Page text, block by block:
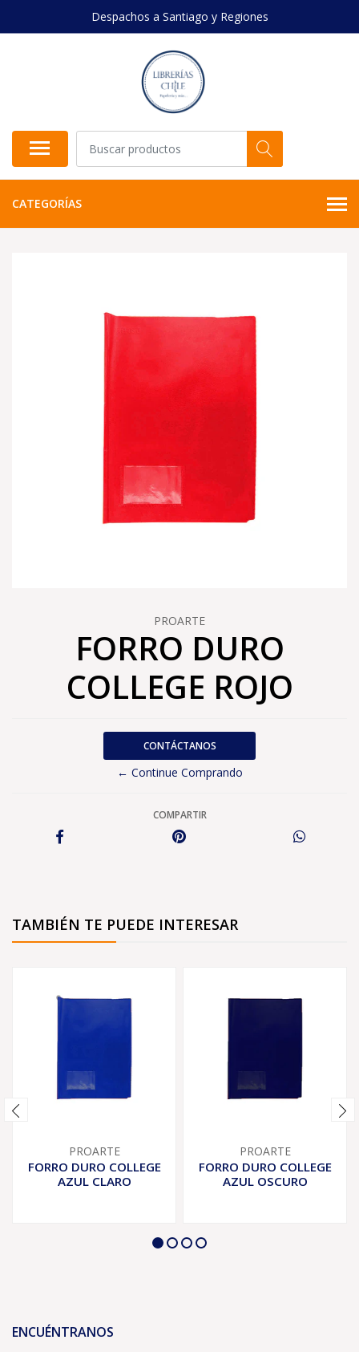
Despachos a Santiago y Regiones
CATEGORÍAS
PROARTE
FORRO DURO
COLLEGE ROJO
CONTÁCTANOS
← Continue Comprando
COMPARTIR
TAMBIÉN TE PUEDE INTERESAR
PROARTE
FORRO DURO COLLEGE
AZUL CLARO
PROARTE
FORRO DURO COLLEGE
AZUL OSCURO
ENCUÉNTRANOS